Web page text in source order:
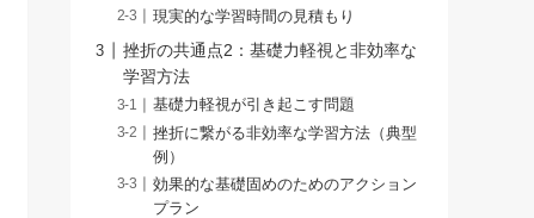
現実的な学習時間の見積もり
挫折の共通点2：基礎力軽視と非効率な
学習方法
基礎力軽視が引き起こす問題
挫折に繋がる非効率な学習方法（典型
例）
効果的な基礎固めのためのアクション
プラン